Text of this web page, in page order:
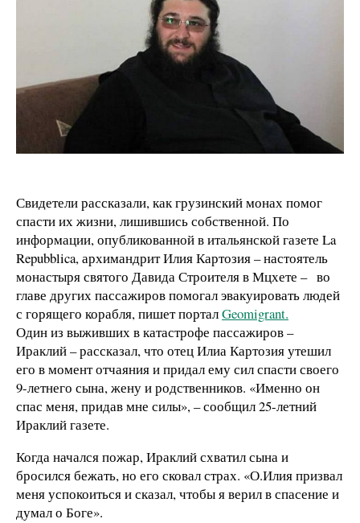
Свидетели рассказали, как грузинский монах помог
спасти их жизни, лишившись собственной. По
информации, опубликованной в итальянской газете La
Repubblica, архимандрит Илия Картозия– настоятель
монастыря святого Давида Строителя в Мцхете – во
главе других пассажиров помогал эвакуировать людей
с горящего корабля, пишет порталGeomigrant.
Один из выживших в катастрофе пассажиров –
Ираклий – рассказал, что отец Илиа Картозия утешил
его в момент отчаяния и придал ему сил спасти своего
9-летнего сына, жену и родственников. «Именно он
спас меня, придав мне силы»,–сообщил 25-летний
Ираклий газете.
Когда начался пожар, Ираклий схватил сына и
бросился бежать, но его сковал страх. «О.Илия призвал
меня успокоиться и сказал, чтобы я верил в спасение и
думал о Боге».